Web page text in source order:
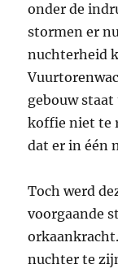
onder de
stormen er
nuchterheid
gebouw staat
koffie niet te
dat er in één
Toch werd
voorgaande
nuchter te